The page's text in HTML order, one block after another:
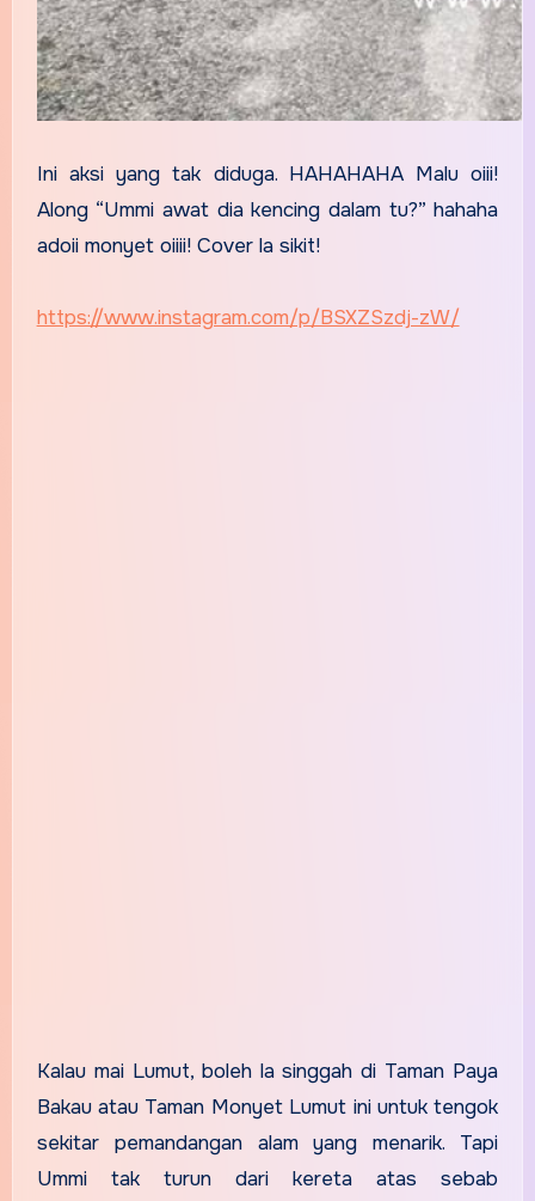
Ini aksi yang tak diduga. HAHAHAHA Malu oiii!
Along “Ummi awat dia kencing dalam tu?” hahaha
adoii monyet oiiii! Cover la sikit!
https://www.instagram.com/p/BSXZSzdj-zW/
Kalau mai Lumut, boleh la singgah di Taman Paya
Bakau atau Taman Monyet Lumut ini untuk tengok
sekitar pemandangan alam yang menarik. Tapi
Ummi tak turun dari kereta atas sebab